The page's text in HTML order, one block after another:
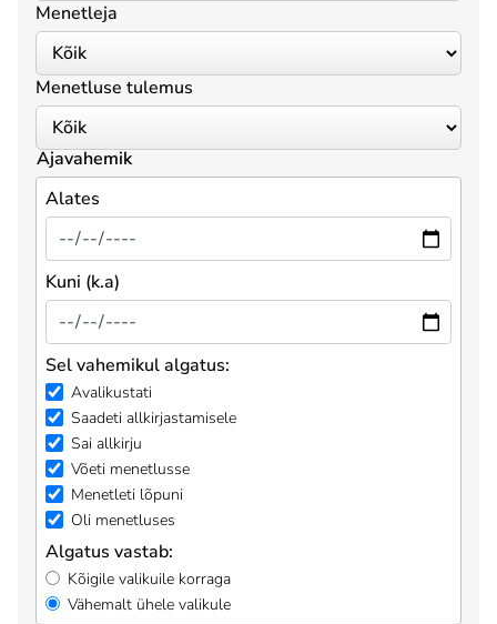
Menetleja
Menetluse tulemus
Ajavahemik
Alates
Kuni (k.a)
Sel vahemikul algatus:
Avalikustati
Saadeti allkirjastamisele
Sai allkirju
Võeti menetlusse
Menetleti lõpuni
Oli menetluses
Algatus vastab:
Kõigile valikuile korraga
Vähemalt ühele valikule